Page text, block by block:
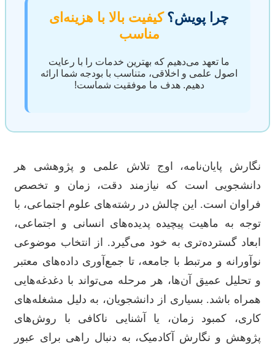
چرا پویش؟کیفیت بالا با هزینه‌ای
مناسب
ما تعهد می‌دهیم که بهترین خدمات را با رعایت
اصول علمی و اخلاقی، متناسب با بودجه شما ارائه
دهیم. هدف ما موفقیت شماست!
نگارش پایان‌نامه، اوج تلاش علمی و پژوهشی هر
دانشجویی است که نیازمند دقت، زمان و تخصص
فراوان است. این چالش در رشته‌های علوم اجتماعی، با
توجه به ماهیت پیچیده پدیده‌های انسانی و اجتماعی،
ابعاد گسترده‌تری به خود می‌گیرد. از انتخاب موضوعی
نوآورانه و مرتبط با جامعه، تا جمع‌آوری داده‌های معتبر
و تحلیل عمیق آن‌ها، هر مرحله می‌تواند با دغدغه‌هایی
همراه باشد. بسیاری از دانشجویان، به دلیل مشغله‌های
کاری، کمبود زمان، یا آشنایی ناکافی با روش‌های
پژوهش و نگارش آکادمیک، به دنبال راهی برای عبور